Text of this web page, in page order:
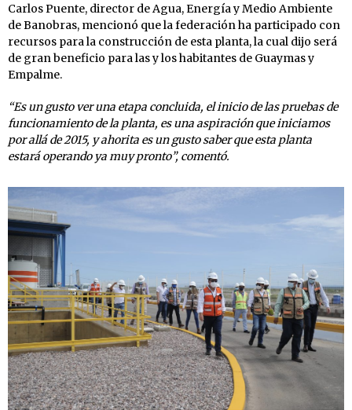
Carlos Puente, director de Agua, Energía y Medio Ambiente
de Banobras, mencionó que la federación ha participado con
recursos para la construcción de esta planta, la cual dijo será
de gran beneficio para las y los habitantes de Guaymas y
Empalme.
“Es un gusto ver una etapa concluida, el inicio de las pruebas de
funcionamiento de la planta, es una aspiración que iniciamos
por allá de 2015, y ahorita es un gusto saber que esta planta
estará operando ya muy pronto”, comentó.